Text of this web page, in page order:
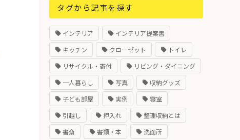
タグから記事を探す
インテリア
インテリア提案書
キッチン
クローゼット
トイレ
リサイクル・寄付
リビング・ダイニング
一人暮らし
写真
収納グッズ
子ども部屋
実例
寝室
引越し
押入れ
整理収納とは
書斎
書類・本
洗面所